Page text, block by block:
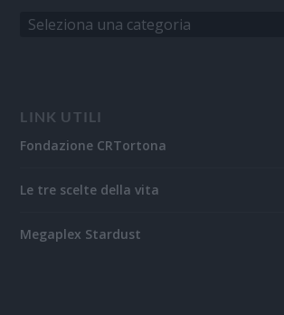
LINK UTILI
Fondazione CRTortona
Le tre scelte della vita
Megaplex Stardust